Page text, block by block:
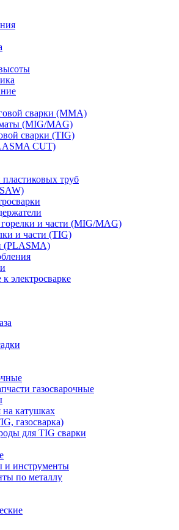
сварки (MMA)
(MIG/MAG)
сварки (TIG)
CUT)
труб
и части (MIG/MAG)
и части (TIG)
(PLASMA)
электросварке
газосварочные
на катушках
газосварка)
для TIG сварки
и инструменты
по металлу